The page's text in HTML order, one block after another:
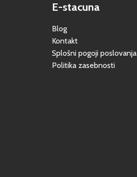
E-stacuna
Blog
Kontakt
Splošni pogoji poslovanja
Politika zasebnosti